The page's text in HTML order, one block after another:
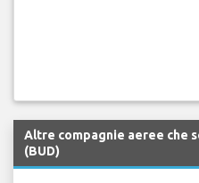
Altre compagnie aeree che
(BUD)